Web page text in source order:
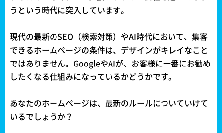
うという時代に突入しています。
現代の最新のSEO（検索対策）やAI時代において、集客
できるホームページの条件は、デザインがキレイなこと
ではありません。GoogleやAIが、お客様に一番にお勧め
したくなる仕組みになっているかどうかです。
あなたのホームページは、最新のルールについていけて
いるでしょうか？